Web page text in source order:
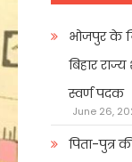
भोजपुर के
बिहार
स्वर्ण पदक
June 26,
पिता-पुत्र